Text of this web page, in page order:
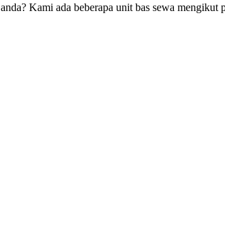
Kami ada beberapa unit bas sewa